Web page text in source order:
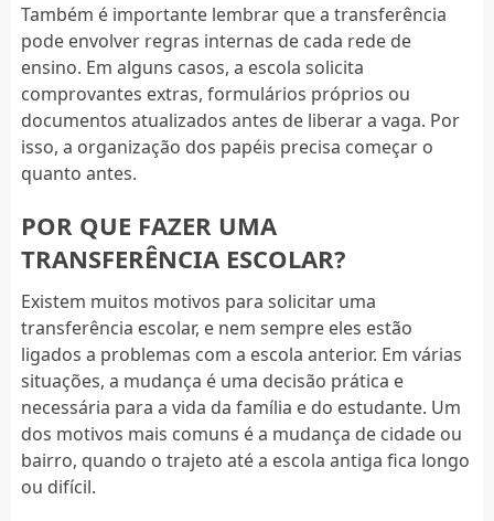
Também é importante lembrar que a transferência
pode envolver regras internas de cada rede de
ensino. Em alguns casos, a escola solicita
comprovantes extras, formulários próprios ou
documentos atualizados antes de liberar a vaga. Por
isso, a organização dos papéis precisa começar o
quanto antes.
POR QUE FAZER UMA
TRANSFERÊNCIA ESCOLAR?
Existem muitos motivos para solicitar uma
transferência escolar, e nem sempre eles estão
ligados a problemas com a escola anterior. Em várias
situações, a mudança é uma decisão prática e
necessária para a vida da família e do estudante. Um
dos motivos mais comuns é a mudança de cidade ou
bairro, quando o trajeto até a escola antiga fica longo
ou difícil.